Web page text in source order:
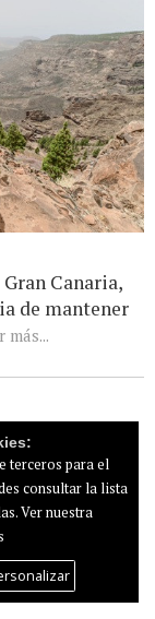
Canaria,
de mantener
más...
terceros para el
consultar la lista
Ver nuestra